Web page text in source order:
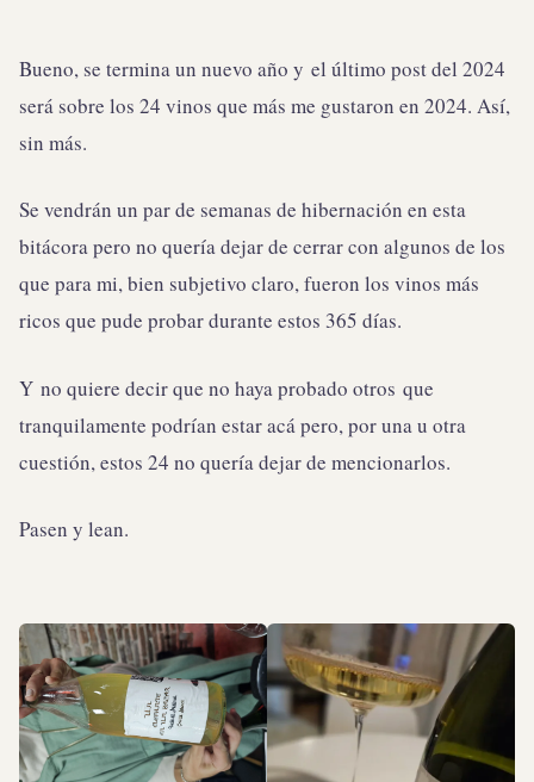
Bueno, se termina un nuevo año y el último post del 2024
será sobre los 24 vinos que más me gustaron en 2024. Así,
sin más.
Se vendrán un par de semanas de hibernación en esta
bitácora pero no quería dejar de cerrar con algunos de los
que para mi, bien subjetivo claro, fueron los vinos más
ricos que pude probar durante estos 365 días.
Y no quiere decir que no haya probado otros que
tranquilamente podrían estar acá pero, por una u otra
cuestión, estos 24 no quería dejar de mencionarlos.
Pasen y lean.